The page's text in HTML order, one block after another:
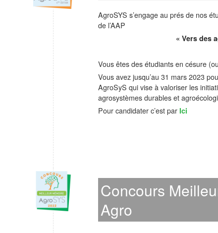
AgroSYS s’engage au prés de nos
de l’AAP
« Vers des
Vous êtes des étudiants en césure
Vous avez jusqu’au 31 mars 2023
AgroSyS qui vise à valoriser les
agrosystèmes durables et
Pour candidater c’est par Ici
Concours
Agro